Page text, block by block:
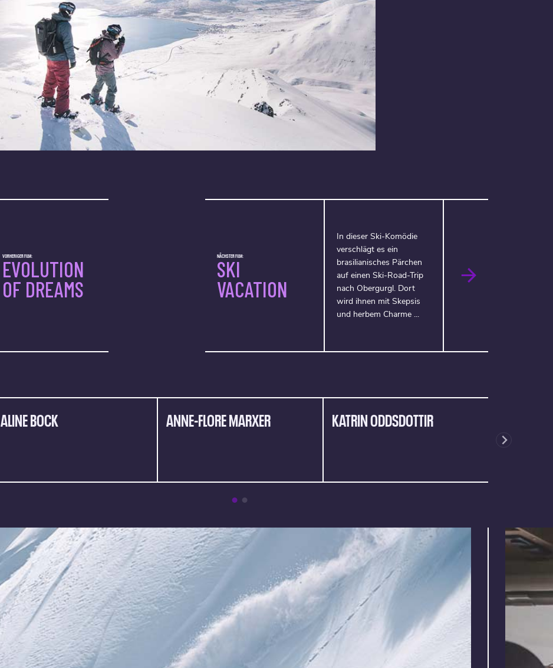
NÄCHSTER FILM:
SKI
VACATION
In dieser Ski-Komödie
verschlägt es ein
brasilianisches Pärchen
auf einen Ski-Road-Trip
nach Obergurgl. Dort
wird ihnen mit Skepsis
und herbem Charme ...
VORHERIGER FILM:
EVOLUTION
OF DREAMS
ALINE BOCK ANNE-FLORE MARXER KATRIN ODDSDOTTIR